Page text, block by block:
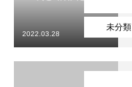
未分類
2022.03.28